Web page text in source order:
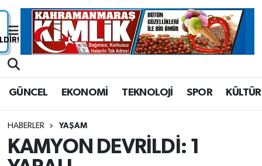
GÜNCEL EKONOMİ TEKNOLOJİ SPOR KÜLTÜR
HABERLER YAŞAM
KAMYON DEVRİLDİ: 1
Nöbetçi Eczaneler
Süper Lig Puan Durumu ve Fikstür